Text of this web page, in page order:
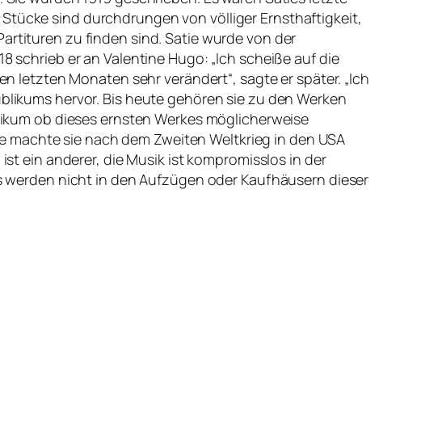
sind durchdrungen von völliger Ernsthaftigkeit,
zu finden sind. Satie wurde von der
schrieb er an Valentine Hugo: „Ich scheiße auf die
letzten Monaten sehr verändert“, sagte er später. „Ich
hervor. Bis heute gehören sie zu den Werken
ob dieses ernsten Werkes möglicherweise
sie nach dem Zweiten Weltkrieg in den USA
ein anderer, die Musik ist kompromisslos in der
nicht in den Aufzügen oder Kaufhäusern dieser